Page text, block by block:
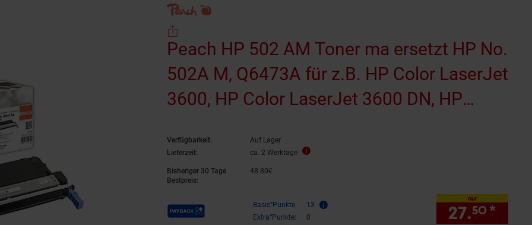
Peach HP 502 AM Toner ma ersetzt HP No.
502A M, Q6473A für z.B. HP Color LaserJet
3600, HP Color LaserJet 3600 DN, HP
Verfügbarkeit:
Auf Lager
Lieferzeit:
ca. 2 Werktage
Bisheriger 30 Tage
Bestpreis:
48.80€
Payback Punkte Basis°Punkte:
13
Extra°Punkte:
0
nur
27.50 *